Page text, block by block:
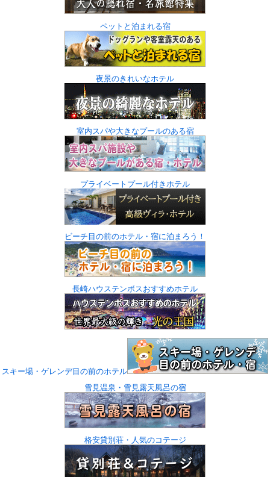
ペットと泊まれる宿
夜景のきれいなホテル
室内スパや大きなプールのある宿
プライベートプール付きホテル
ビーチ目の前のホテル・宿に泊まろう！
長崎ハウステンボスおすすめホテル
スキー場・ゲレンデ目の前のホテル
雪見温泉・雪見露天風呂の宿
格安貸別荘・人気のコテージ